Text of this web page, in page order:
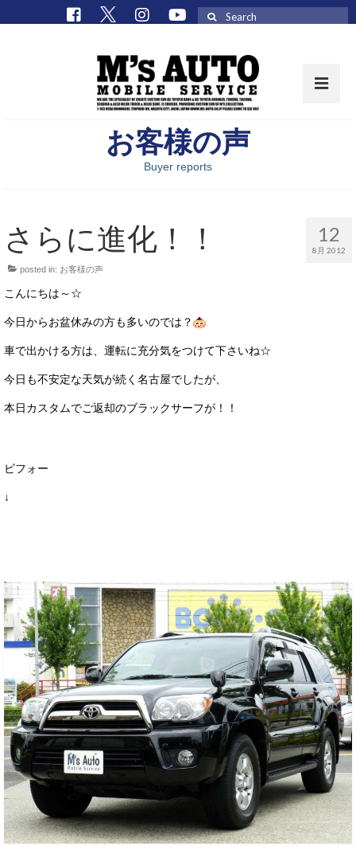
取扱車種一覧
M’sCollectionパーツ一覧
エムズオート
サービス・保証
買取のご案内
ブログ
イベント
ニュース
スタッフブログ
お客様の声
お問い合わせ
メールフォーム
電話はこちら
お客様の声
Buyer reports
12
8月 2012
さらに進化！！
posted in: お客様の声
こんにちは～☆
今日からお盆休みの方も多いのでは？
車で出かける方は、運転に充分気をつけて下さいね☆
今日も不安定な天気が続く名古屋でしたが、
本日カスタムでご返却のブラックサーフが！！
ビフォー
↓